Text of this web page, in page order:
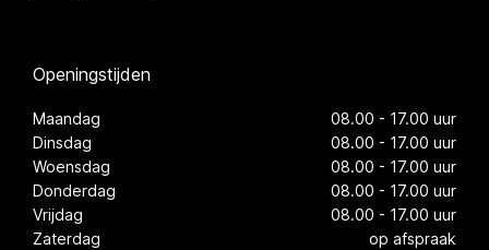
Openingstijden
Maandag
08.00 - 17.00 uur
Dinsdag
08.00 - 17.00 uur
Woensdag
08.00 - 17.00 uur
Donderdag
08.00 - 17.00 uur
Vrijdag
08.00 - 17.00 uur
Zaterdag
op afspraak